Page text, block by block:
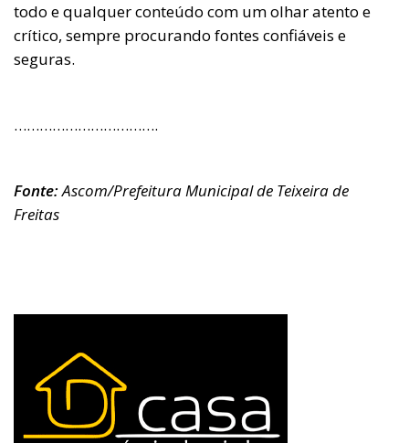
todo e qualquer conteúdo com um olhar atento e
crítico, sempre procurando fontes confiáveis e
seguras.
…………………………….
Fonte:Ascom/Prefeitura Municipal de Teixeira de
Freitas